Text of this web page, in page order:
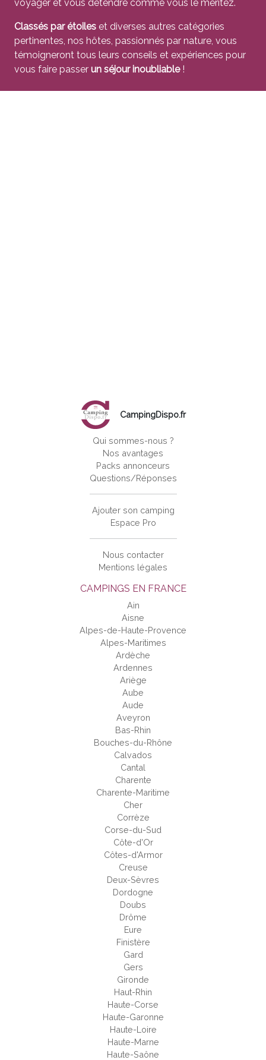
voyager et vous détendre comme vous le méritez.
Classés par étoiles et diverses autres catégories
pertinentes, nos hôtes, passionnés par nature, vous
témoigneront tous leurs conseils et expériences pour
vous faire passer un séjour inoubliable!
CAMPINGS EN FRANCE
Ain
Aisne
Alpes-de-Haute-Provence
Alpes-Maritimes
Ardèche
Ardennes
Ariège
Aube
Aude
Aveyron
Bas-Rhin
Bouches-du-Rhône
Calvados
Cantal
Charente
Charente-Maritime
Cher
Corrèze
Corse-du-Sud
Côte-d'Or
Côtes-d'Armor
Creuse
Deux-Sèvres
Dordogne
Doubs
Drôme
Eure
Finistère
Gard
Gers
Gironde
Haut-Rhin
Haute-Corse
Haute-Garonne
Haute-Loire
Haute-Marne
Haute-Saône
CampingDispo.fr
Qui sommes-nous ?
Nos avantages
Packs annonceurs
Questions/Réponses
Ajouter son camping
Espace Pro
Nous contacter
Mentions légales